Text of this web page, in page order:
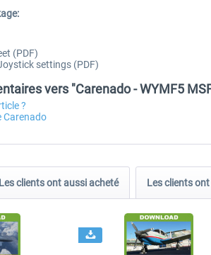
(PDF)
settings (PDF)
vers "Carenado - WYMF5
?
Carenado
Les clients ont aussi acheté Les clients